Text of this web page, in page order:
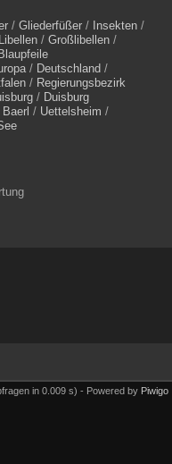
/ Gliederfüßer/ Insekten/
Libellen/ Großlibellen/
Blaupfeile
/ Deutschland /
/ Regierungsbezirk
/ Duisburg
Baerl / Uettelsheim /
in 0.009 s) - Powered by Piwigo